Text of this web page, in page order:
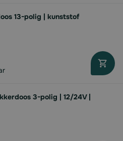
13-polig | kunststof
3-polig | 12/24V |